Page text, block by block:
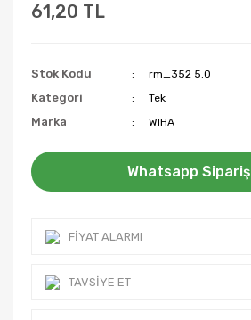
61,20 TL
Stok Kodu rm_352 5.0
Kategori Tek
Marka WIHA
Whatsapp Sipariş
FIYAT ALARMI
TAVSIYE ET